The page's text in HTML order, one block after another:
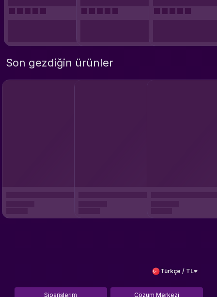
Son gezdiğin ürünler
Türkçe / TL
Siparişlerim Çözüm Merkezi